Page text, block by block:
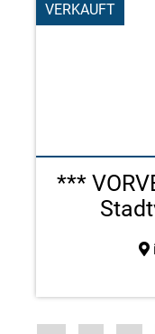
VERKAUFT
***